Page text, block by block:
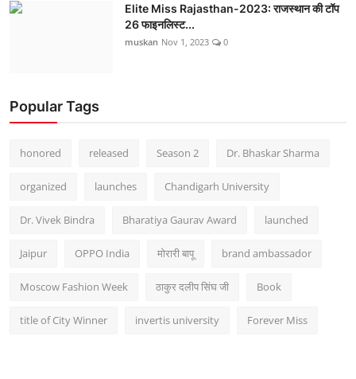
Elite Miss Rajasthan-2023: राजस्थान की टॉप
26 फाइनलिस्ट...
muskan Nov 1, 2023 0
Popular Tags
honored released Season 2 Dr. Bhaskar Sharma
organized launches Chandigarh University
Dr. Vivek Bindra Bharatiya Gaurav Award launched
Jaipur OPPO India मोरारी बापू brand ambassador
Moscow Fashion Week ठाकुर दलीप सिंघ जी Book
title of City Winner invertis university Forever Miss